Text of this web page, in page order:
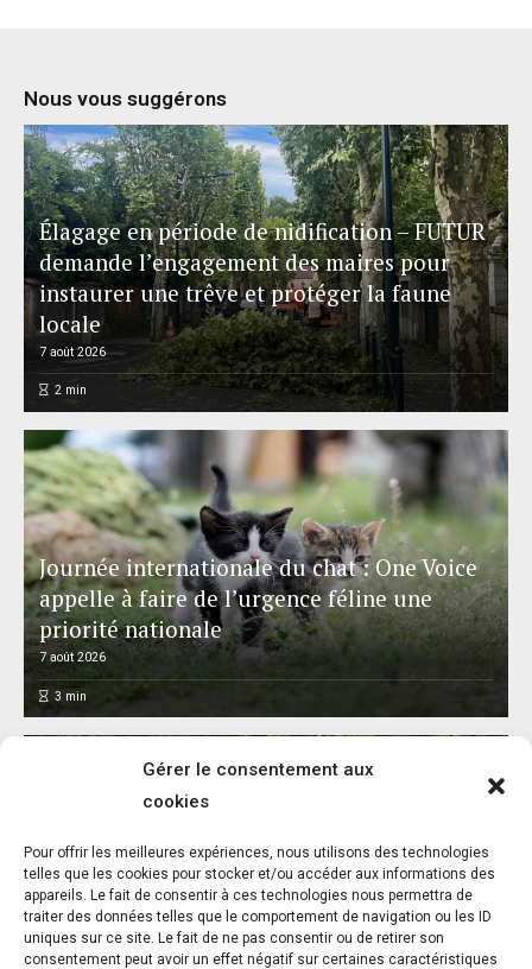
Gérer le consentement aux
cookies
Pour offrir les meilleures expériences, nous utilisons des technologies
telles que les cookies pour stocker et/ou accéder aux informations des
appareils. Le fait de consentir à ces technologies nous permettra de
traiter des données telles que le comportement de navigation ou les ID
uniques sur ce site. Le fait de ne pas consentir ou de retirer son
consentement peut avoir un effet négatif sur certaines caractéristiques
Nous vous suggérons
Élagage en période de nidification – FUTUR
demande l’engagement des maires pour
instaurer une trêve et protéger la faune
locale
7 août 2026
2min
Journée internationale du chat : One Voice
appelle à faire de l’urgence féline une
priorité nationale
7 août 2026
3 min
L’association FUTUR dénonce le recours à
des « tirs sanitaires » sur des animaux
sauvages déjà victimes de l’incendie
d’Achères-la-Forêt
7 août 2026